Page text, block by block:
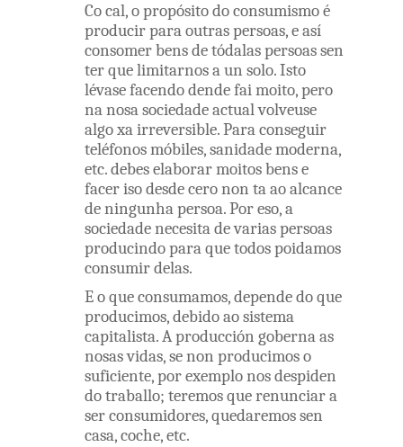
Cocal,opropósitodoconsumismoé
producirparaoutraspersoas,easí
consomerbensdetódalaspersoassen
terquelimitarnosaun solo.Isto
lévasefacendodendefaimoito,pero
nanosasociedadeactualvolveuse
algoxairreversible.Paraconseguir
teléfonosmóbiles,sanidademoderna,
etc.debeselaborarmoitosbense
facerisodesdeceronon taaoalcance
deningunhapersoa.Poreso,a
sociedadenecesitadevariaspersoas
producindoparaquetodospoidamos
consumirdelas.
Eoqueconsumamos,dependedoque
producimos,debidoaosistema
capitalista.Aproducción gobernaas
nosasvidas,senon producimoso
suficiente,porexemplonosdespiden
dotraballo; teremosquerenunciara
serconsumidores,quedaremossen
casa,coche,etc.